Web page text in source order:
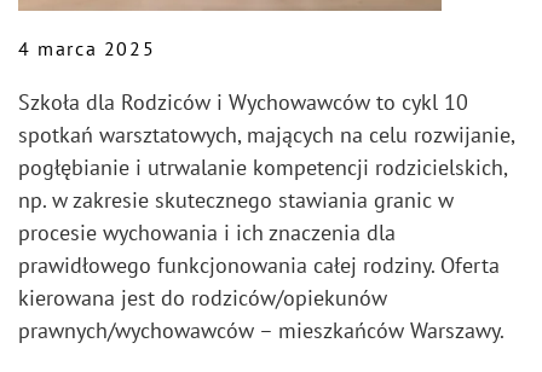
4 marca 2025
Szkoła dla Rodziców i Wychowawców to cykl 10
spotkań warsztatowych, mających na celu rozwijanie,
pogłębianie i utrwalanie kompetencji rodzicielskich,
np. w zakresie skutecznego stawiania granic w
procesie wychowania i ich znaczenia dla
prawidłowego funkcjonowania całej rodziny. Oferta
kierowana jest do rodziców/opiekunów
prawnych/wychowawców – mieszkańców Warszawy.